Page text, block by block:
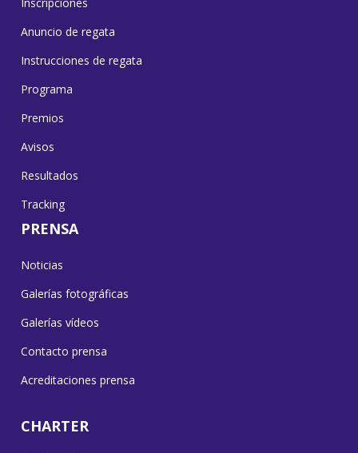
Anuncio de regata
Instrucciones de regata
Programa
Premios
Avisos
Resultados
Tracking
PRENSA
Noticias
Galerías fotográficas
Galerías vídeos
Contacto prensa
Acreditaciones prensa
CHARTER